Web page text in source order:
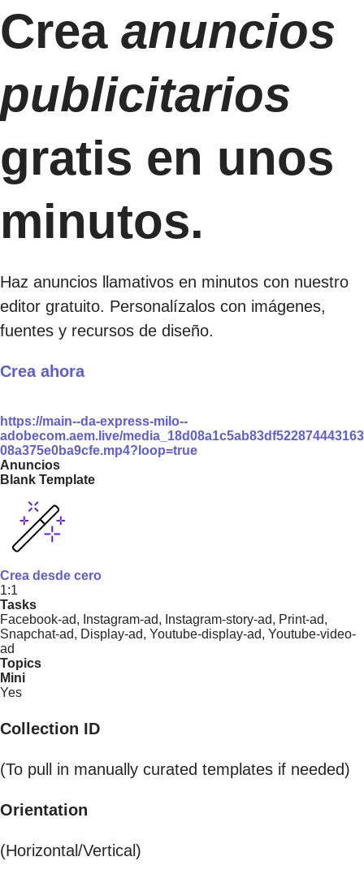
Crea anuncios
publicitarios
gratis en unos
minutos.
Haz anuncios llamativos en minutos con nuestro
editor gratuito. Personalízalos con imágenes,
fuentes y recursos de diseño.
Crea ahora
https://main--da-express-milo--
adobecom.aem.live/media_18d08a1c5ab83df522874443163
08a375e0ba9cfe.mp4?loop=true
Anuncios
Blank Template
Crea desde cero
1:1
Tasks
Facebook-ad, Instagram-ad, Instagram-story-ad, Print-ad,
Snapchat-ad, Display-ad, Youtube-display-ad, Youtube-video-
ad
Topics
Mini
Yes
Collection ID
(To pull in manually curated templates if needed)
Orientation
(Horizontal/Vertical)